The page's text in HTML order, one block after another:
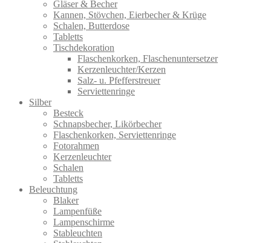
Gläser & Becher
Kannen, Stövchen, Eierbecher & Krüge
Schalen, Butterdose
Tabletts
Tischdekoration
Flaschenkorken, Flaschenuntersetzer
Kerzenleuchter/Kerzen
Salz- u. Pfefferstreuer
Serviettenringe
Silber
Besteck
Schnapsbecher, Likörbecher
Flaschenkorken, Serviettenringe
Fotorahmen
Kerzenleuchter
Schalen
Tabletts
Beleuchtung
Blaker
Lampenfüße
Lampenschirme
Stableuchten